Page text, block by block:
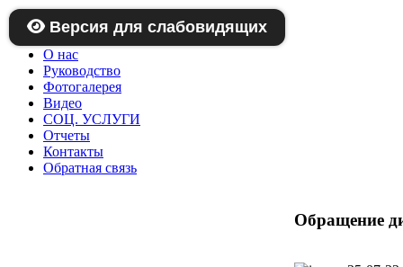
Главная
Новости
О нас
Руководство
Фотогалерея
Видео
СОЦ. УСЛУГИ
Отчеты
Контакты
Обратная связь
Обращение
Версия для слабовидящих